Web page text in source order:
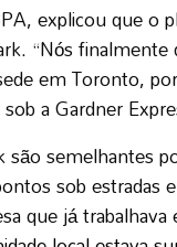
explicou que o
“Nós
em Toronto,
a Gardner
semelhantes
sob estradas
que já